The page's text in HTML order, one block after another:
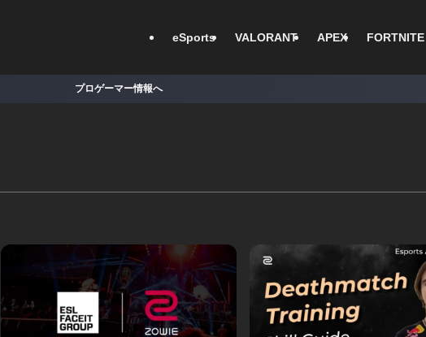
eSports VALORANT APEX FORTNITE
プロゲーマー情報へ